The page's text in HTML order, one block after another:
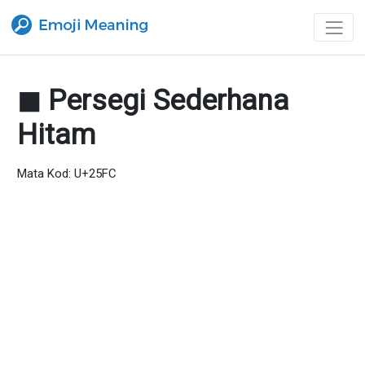
◼ Persegi Sederhana
Hitam
Mata Kod: U+25FC